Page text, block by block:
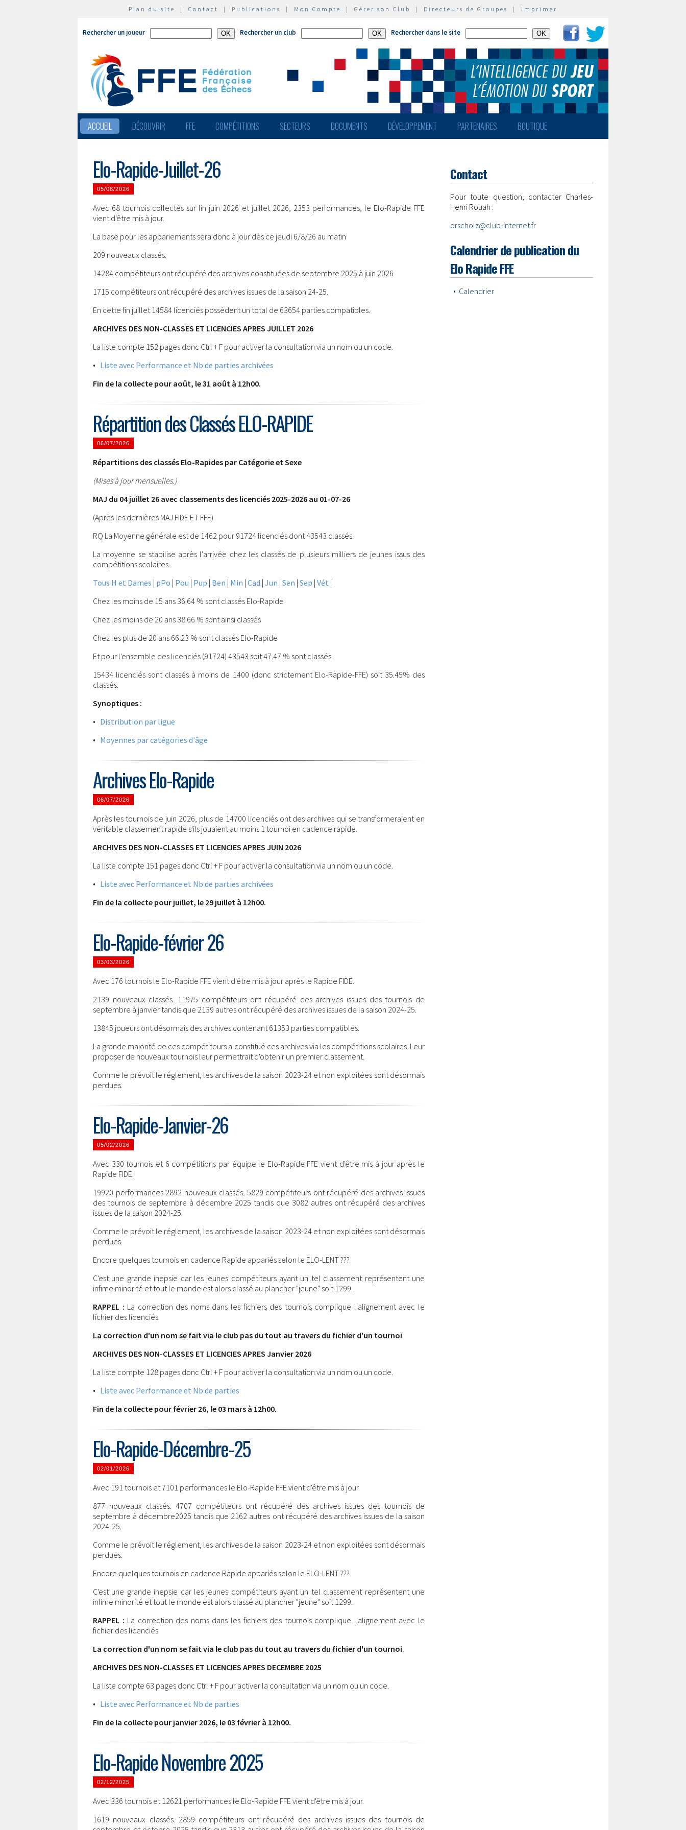
Plan du site | Contact | Publications | Mon Compte | Gérer son Club | Directeurs de Groupes | Imprimer
Rechercher un joueur Rechercher un club Rechercher dans le site
ACCUEIL DÉCOUVRIR FFE COMPÉTITIONS SECTEURS DOCUMENTS DÉVELOPPEMENT PARTENAIRES BOUTIQUE
Elo-Rapide-Juillet-26
05/08/2026
Avec 68 tournois collectés sur fin juin 2026 et juillet 2026, 2353 performances, le Elo-Rapide FFE
vient d'être mis à jour.
La base pour les appariements sera donc à jour dès ce jeudi 6/8/26 au matin
209 nouveaux classés.
14284 compétiteurs ont récupéré des archives constituées de septembre 2025 à juin 2026
1715 compétiteurs ont récupéré des archives issues de la saison 24-25.
En cette fin juillet 14584 licenciés possèdent un total de 63654 parties compatibles.
ARCHIVES DES NON-CLASSES ET LICENCIES APRES JUILLET 2026
La liste compte 152 pages donc Ctrl + F pour activer la consultation via un nom ou un code.
• Liste avec Performance et Nb de parties archivées
Fin de la collecte pour août, le 31 août à 12h00.
Répartition des Classés ELO-RAPIDE
06/07/2026
Répartitions des classés Elo-Rapides par Catégorie et Sexe
(Mises à jour mensuelles.)
MAJ du 04 juillet 26 avec classements des licenciés 2025-2026 au 01-07-26
(Après les dernières MAJ FIDE ET FFE)
RQ La Moyenne générale est de 1462 pour 91724 licenciés dont 43543 classés.
La moyenne se stabilise après l'arrivée chez les classés de plusieurs milliers de jeunes issus des
compétitions scolaires.
Tous H et Dames | pPo | Pou | Pup | Ben | Min | Cad | Jun | Sen | Sep | Vét |
Chez les moins de 15 ans 36.64 % sont classés Elo-Rapide
Chez les moins de 20 ans 38.66 % sont ainsi classés
Chez les plus de 20 ans 66.23 % sont classés Elo-Rapide
Et pour l'ensemble des licenciés (91724) 43543 soit 47.47 % sont classés
15434 licenciés sont classés à moins de 1400 (donc strictement Elo-Rapide-FFE) soit 35.45% des
classés.
Synoptiques :
• Distribution par ligue
• Moyennes par catégories d'âge
Archives Elo-Rapide
06/07/2026
Après les tournois de juin 2026, plus de 14700 licenciés ont des archives qui se transformeraient en
véritable classement rapide s'ils jouaient au moins 1 tournoi en cadence rapide.
ARCHIVES DES NON-CLASSES ET LICENCIES APRES JUIN 2026
La liste compte 151 pages donc Ctrl + F pour activer la consultation via un nom ou un code.
• Liste avec Performance et Nb de parties archivées
Fin de la collecte pour juillet, le 29 juillet à 12h00.
Elo-Rapide-février 26
03/03/2026
Avec 176 tournois le Elo-Rapide FFE vient d'être mis à jour après le Rapide FIDE.
2139 nouveaux classés. 11975 compétiteurs ont récupéré des archives issues des tournois de
septembre à janvier tandis que 2139 autres ont récupéré des archives issues de la saison 2024-25.
13845 joueurs ont désormais des archives contenant 61353 parties compatibles.
La grande majorité de ces compétiteurs a constitué ces archives via les compétitions scolaires. Leur
proposer de nouveaux tournois leur permettrait d'obtenir un premier classement.
Comme le prévoit le réglement, les archives de la saison 2023-24 et non exploitées sont désormais
perdues.
Elo-Rapide-Janvier-26
05/02/2026
Avec 330 tournois et 6 compétitions par équipe le Elo-Rapide FFE vient d'être mis à jour après le
Rapide FIDE.
19920 performances 2892 nouveaux classés. 5829 compétiteurs ont récupéré des archives issues
des tournois de septembre à décembre 2025 tandis que 3082 autres ont récupéré des archives
issues de la saison 2024-25.
Comme le prévoit le réglement, les archives de la saison 2023-24 et non exploitées sont désormais
perdues.
Encore quelques tournois en cadence Rapide appariés selon le ELO-LENT ???
C'est une grande inepsie car les jeunes compétiteurs ayant un tel classement représentent une
infime minorité et tout le monde est alors classé au plancher "jeune" soit 1299.
RAPPEL : La correction des noms dans les fichiers des tournois complique l'alignement avec le
fichier des licenciés.
La correction d'un nom se fait via le club pas du tout au travers du fichier d'un tournoi.
ARCHIVES DES NON-CLASSES ET LICENCIES APRES Janvier 2026
La liste compte 128 pages donc Ctrl + F pour activer la consultation via un nom ou un code.
• Liste avec Performance et Nb de parties
Fin de la collecte pour février 26, le 03 mars à 12h00.
Elo-Rapide-Décembre-25
02/01/2026
Avec 191 tournois et 7101 performances le Elo-Rapide FFE vient d'être mis à jour.
877 nouveaux classés. 4707 compétiteurs ont récupéré des archives issues des tournois de
septembre à décembre2025 tandis que 2162 autres ont récupéré des archives issues de la saison
2024-25.
Comme le prévoit le réglement, les archives de la saison 2023-24 et non exploitées sont désormais
perdues.
Encore quelques tournois en cadence Rapide appariés selon le ELO-LENT ???
C'est une grande inepsie car les jeunes compétiteurs ayant un tel classement représentent une
infime minorité et tout le monde est alors classé au plancher "jeune" soit 1299.
RAPPEL : La correction des noms dans les fichiers des tournois complique l'alignement avec le
fichier des licenciés.
La correction d'un nom se fait via le club pas du tout au travers du fichier d'un tournoi.
ARCHIVES DES NON-CLASSES ET LICENCIES APRES DECEMBRE 2025
La liste compte 63 pages donc Ctrl + F pour activer la consultation via un nom ou un code.
• Liste avec Performance et Nb de parties
Fin de la collecte pour janvier 2026, le 03 février à 12h00.
Elo-Rapide Novembre 2025
02/12/2025
Avec 336 tournois et 12621 performances le Elo-Rapide FFE vient d'être mis à jour.
1619 nouveaux classés. 2859 compétiteurs ont récupéré des archives issues des tournois de
Contact
Pour toute question, contacter Charles-
Henri Rouah :
orscholz@club-internet.fr
Calendrier de publication du
Elo Rapide FFE
• Calendrier